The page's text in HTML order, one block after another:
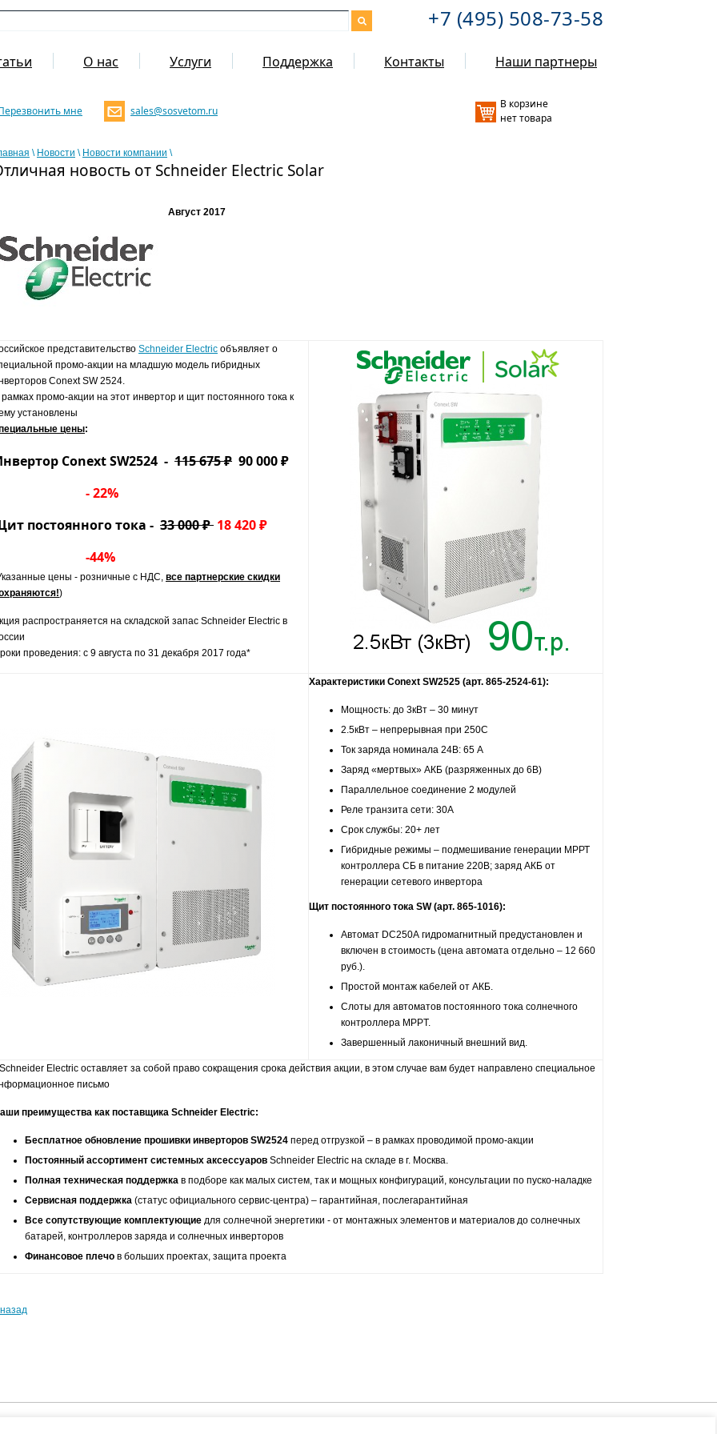
+7 (495) 508-73-58
О нас Услуги Поддержка Контакты Наши партнеры
В корзине
нет товара
мне sales@sosvetom.ru
\ Новости \ Новости компании \
новость от Schneider Electric Solar
Август 2017
представительство Schneider Electric объявляет о
промо-акции на младшую модель гибридных
Conext SW 2524.
промо-акции на этот инвертор и щит постоянного тока к
установлены
цены:
Conext SW2524 - 115 675 ₽ 90 000 ₽
- 22%
постоянного тока - 33 000 ₽ 18 420 ₽
44%
цены - розничные с НДС, все партнерские скидки
)
распространяется на складской запас Schneider Electric в
проведения: с 9 августа по 31 декабря 2017 года*
Характеристики Conext SW2525 (арт. 865-2524-61):
Мощность: до 3кВт – 30 минут
2.5кВт – непрерывная при 250С
Ток заряда номинала 24В: 65 А
Заряд «мертвых» АКБ (разряженных до 6В)
Параллельное соединение 2 модулей
Реле транзита сети: 30А
Срок службы: 20+ лет
Гибридные режимы – подмешивание генерации МРРТ
контроллера СБ в питание 220В; заряд АКБ от
генерации сетевого инвертора
Щит постоянного тока SW (арт. 865-1016):
Автомат DC250А гидромагнитный предустановлен и
включен в стоимость (цена автомата отдельно – 12 660
руб.).
Простой монтаж кабелей от АКБ.
Слоты для автоматов постоянного тока солнечного
контроллера MPPT.
Завершенный лаконичный внешний вид.
Electric оставляет за собой право сокращения срока действия акции, в этом случае вам будет направлено специальное
письмо
преимущества как поставщика Schneider Electric:
Бесплатное обновление прошивки инверторов SW2524 перед отгрузкой – в рамках проводимой промо-акции
Постоянный ассортимент системных аксессуаров Schneider Electric на складе в г. Москва.
Полная техническая поддержка в подборе как малых систем, так и мощных конфигураций, консультации по пуско-наладке
Сервисная поддержка (статус официального сервис-центра) – гарантийная, послегарантийная
Все сопутствующие комплектующие для солнечной энергетики - от монтажных элементов и материалов до солнечных
батарей, контроллеров заряда и солнечных инверторов
Финансовое плечо в больших проектах, защита проекта